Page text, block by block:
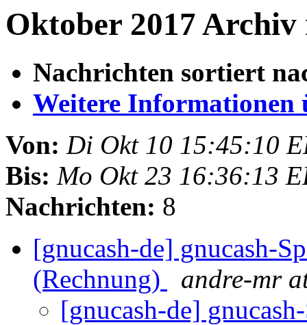
Oktober 2017 Archiv
Nachrichten sortiert
Weitere Informationen
Von: Di Okt 10 15:45:10
Bis: Mo Okt 23 16:36:13
Nachrichten: 8
[gnucash-de] gnucash-
(Rechnung)
andre-mr
[gnucash-de]